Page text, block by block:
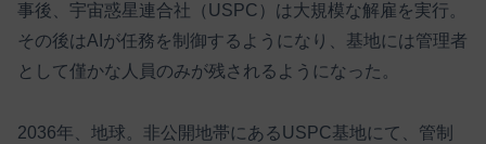
事後、宇宙惑星連合社（USPC）は大規模な解雇を実行。
その後はAIが任務を制御するようになり、基地には管理者
として僅かな人員のみが残されるようになった。
2036年、地球。非公開地帯にあるUSPC基地にて、管制